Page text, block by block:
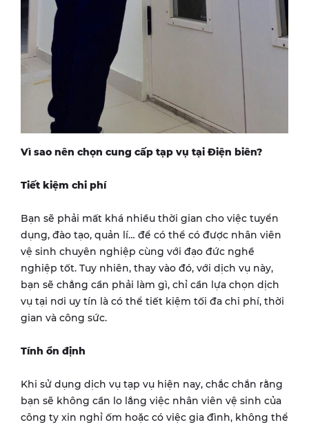
Vì sao nên chọn cung cấp tạp vụ tại Điện biên?
Tiết kiệm chi phí
Bạn sẽ phải mất khá nhiều thời gian cho việc tuyển
dụng, đào tạo, quản lí… để có thể có được nhân viên
vệ sinh chuyên nghiệp cùng với đạo đức nghề
nghiệp tốt. Tuy nhiên, thay vào đó, với dịch vụ này,
bạn sẽ chẳng cần phải làm gì, chỉ cần lựa chọn dịch
vụ tại nơi uy tín là có thể tiết kiệm tối đa chi phí, thời
gian và công sức.
Tính ổn định
Khi sử dụng dịch vụ tạp vụ hiện nay, chắc chắn rằng
bạn sẽ không cần lo lắng việc nhân viên vệ sinh của
công ty xin nghỉ ốm hoặc có việc gia đình, không thể